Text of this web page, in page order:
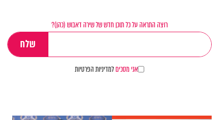
רוצה התראה על כל תוכן חדש של שירה דאבוש (כהן)?
אני מסכיםלמדיניות הפרטיות